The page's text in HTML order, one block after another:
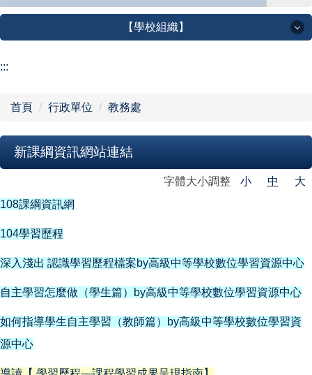
【學校組織】
【學校組織】
網站導覽
:::
首頁 行政單位 教務處
新課綱資訊網站連結
字體大小調整 小 中
大
108課綱資訊網
104學習歷程
深入淺出 認識學習歷程檔案by高級中等學校數位學習資源中心
自主學習怎麼做（學生篇） by高級中等學校數位學習資源中心
如何指導學生自主學習（教師篇）
by高級中等學校數位學習資
源中心